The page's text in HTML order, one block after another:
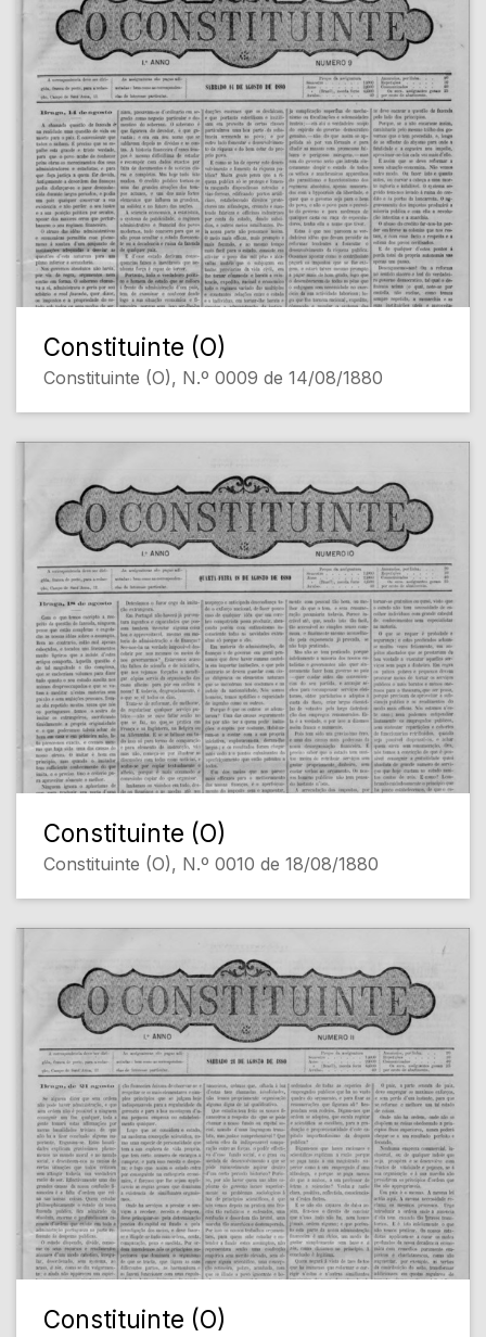
Constituinte (O)
Constituinte (O), N.º 0009 de 14/08/1880
Constituinte (O)
Constituinte (O), N.º 0010 de 18/08/1880
Constituinte (O)